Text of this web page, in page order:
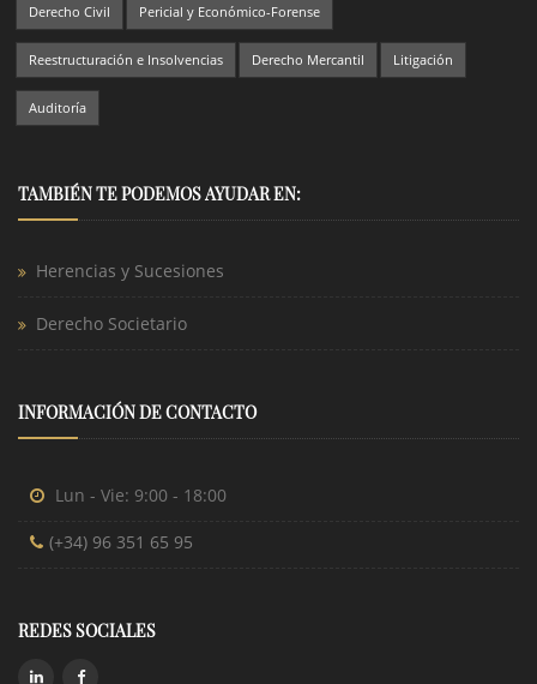
Derecho Civil Pericial y Económico-Forense
Reestructuración e Insolvencias Derecho Mercantil Litigación
Auditoría
TAMBIÉN TE PODEMOS AYUDAR EN:
Herencias y Sucesiones
Derecho Societario
INFORMACIÓN DE CONTACTO
Lun - Vie: 9:00 - 18:00
(+34) 96 351 65 95
REDES SOCIALES